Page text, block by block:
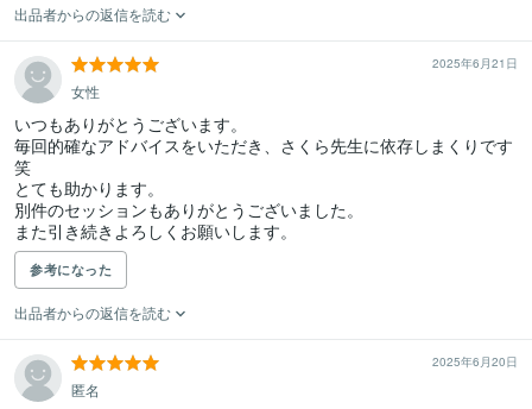
出品者からの返信を読む
2025年6月21日
女性
いつもありがとうございます。
毎回的確なアドバイスをいただき、さくら先生に依存しまくりです
笑
とても助かります。
別件のセッションもありがとうございました。
また引き続きよろしくお願いします。
参考になった
出品者からの返信を読む
2025年6月20日
匿名